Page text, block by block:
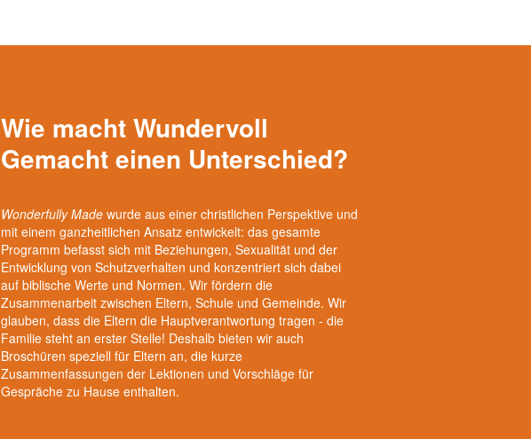
Wie macht Wundervoll
Gemacht einen Unterschied?
Wonderfully Made wurde aus einer christlichen Perspektive und
mit einem ganzheitlichen Ansatz entwickelt: das gesamte
Programm befasst sich mit Beziehungen, Sexualität und der
Entwicklung von Schutzverhalten und konzentriert sich dabei
auf biblische Werte und Normen. Wir fördern die
Zusammenarbeit zwischen Eltern, Schule und Gemeinde. Wir
glauben, dass die Eltern die Hauptverantwortung tragen - die
Familie steht an erster Stelle! Deshalb bieten wir auch
Broschüren speziell für Eltern an, die kurze
Zusammenfassungen der Lektionen und Vorschläge für
Gespräche zu Hause enthalten.